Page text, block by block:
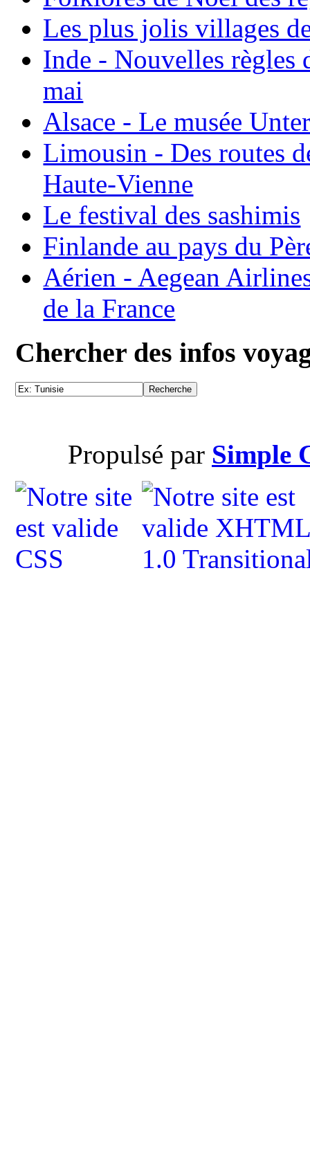
Les plus jolis villages
Inde - Nouvelles règles
mai
Alsace - Le musée
Limousin - Des routes
Haute-Vienne
Le festival des sashimis
Finlande au pays du
Aérien - Aegean
de la France
Chercher des infos
Propulsé par Simple